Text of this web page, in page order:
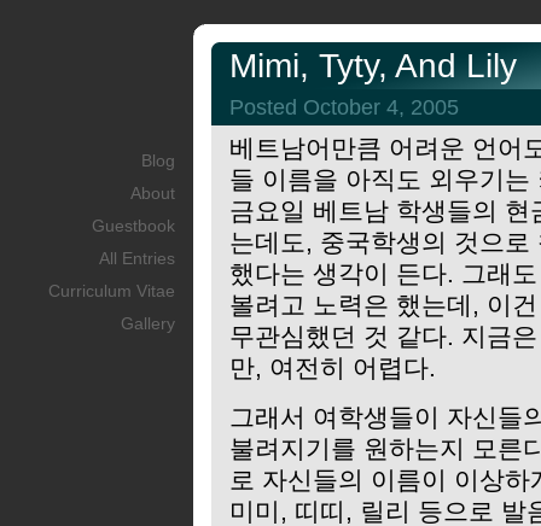
Blog
About
Guestbook
All Entries
Curriculum Vitae
Gallery
Mimi, Tyty, And Lily
Posted October 4, 2005
베트남어만큼 어려운 언어
들 이름을 아직도 외우기
금요일 베트남 학생들의
는데도, 중국학생의 것으
했다는 생각이 든다. 그래
볼려고 노력은 했는데, 이
무관심했던 것 같다. 지금
만, 여전히 어렵다.
그래서 여학생들이 자신들
불려지기를 원하는지 모른
로 자신들의 이름이 이상
미미, 띠띠, 릴리 등으로 발